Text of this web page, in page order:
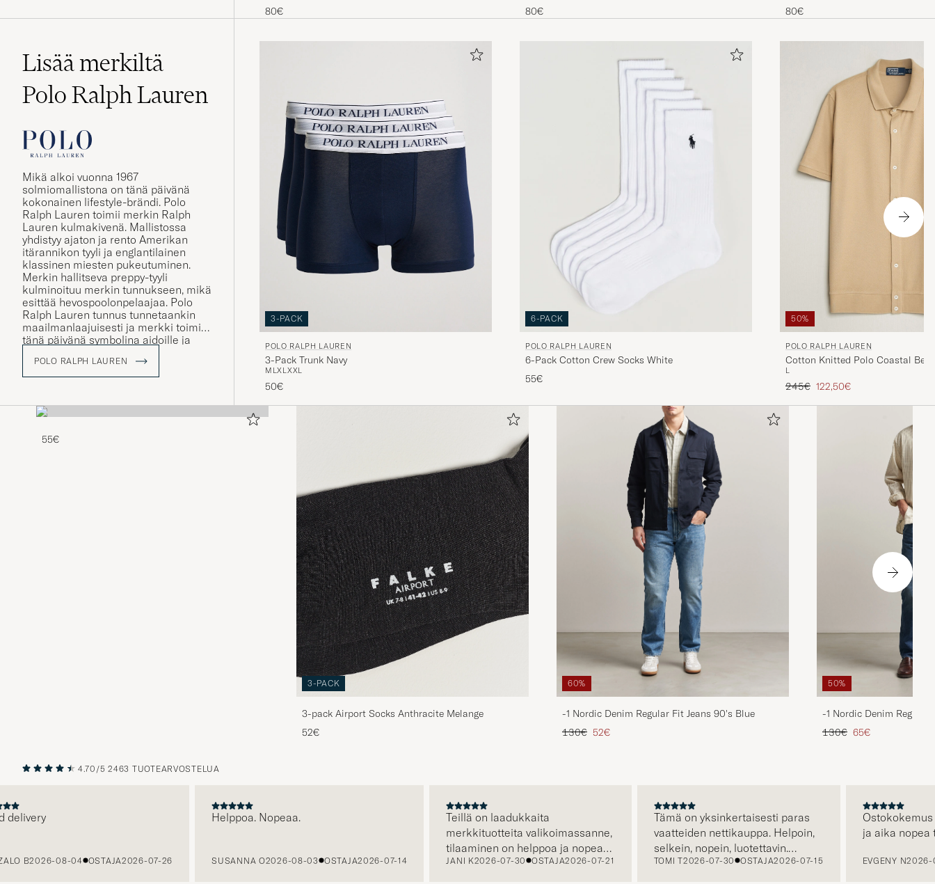
80€
80€
80€
Lisää merkiltä
Polo Ralph Lauren
Mikä alkoi vuonna 1967
solmiomallistona on tänä päivänä
kokonainen lifestyle-brändi. Polo
Ralph Lauren toimii merkin Ralph
Lauren kulmakivenä. Mallistossa
yhdistyy ajaton ja rento Amerikan
itärannikon tyyli ja englantilainen
klassinen miesten pukeutuminen.
Merkin hallitseva preppy-tyyli
kulminoituu merkin tunnukseen, mikä
esittää hevospoolonpelaajaa. Polo
Ralph Lauren tunnus tunnetaankin
maailmanlaajuisesti ja merkki toimii
tänä päivänä symbolina aidoille ja
Mallistosta löytyy muun muassa
klassisia poolopaitoja ja
tyylikkäälle pukeutujalle.
POLO RALPH LAUREN
3-PACK
POLO RALPH LAUREN
3-Pack Trunk Navy
M LXL XXL
50€
6-PACK
POLO RALPH LAUREN
6-Pack Cotton Crew Socks White
55€
50%
POLO RALPH LAUREN
Cotton Knitted Polo Coastal
L
Tavallinen hinta
245€ Alennettu hinta
122,50€
55€
3-PACK
3-pack Airport Socks Anthracite Melange
52€
60%
-1 Nordic Denim Regular Fit Jeans 90's Blue
Tavallinen hinta
130€ Alennettu hinta
52€
50%
-1 Nordic Denim Regular
Tavallinen hinta
130€ Alennettu hinta
65€
EDELLINEN
4.70/5 2463 TUOTEARVOSTELUA
B2026-08-04 OSTAJA2026-07-26
Helppoa. Nopeaa.
SUSANNA O2026-08-03 OSTAJA2026-07-14
Teillä on laadukkaita
merkkituotteita valikoimassanne,
tilaaminen on helppoa ja nopeaa,
sekä asiakaspalvelustanne saa
JANI K2026-07-30 OSTAJA2026-07-21
Tämä on yksinkertaisesti paras
vaatteiden nettikauppa. Helpoin,
selkein, nopein, luotettavin.
Erityisen hienoa että kuljetus on
TOMI T2026-07-30 OSTAJA2026-07-15
Ostokokemus
ja aika nopea
EVGENY N2026-07-